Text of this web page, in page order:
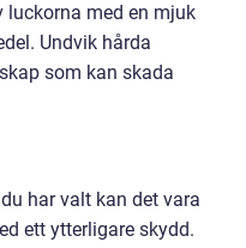
luckorna med en mjuk
Undvik hårda
som kan skada
har valt kan det vara
ett ytterligare skydd.